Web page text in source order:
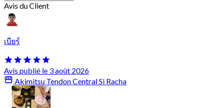
Avis du Client
เบียร์
Avis publié le 3 août 2026
Akimitsu Tendon Central Si Racha